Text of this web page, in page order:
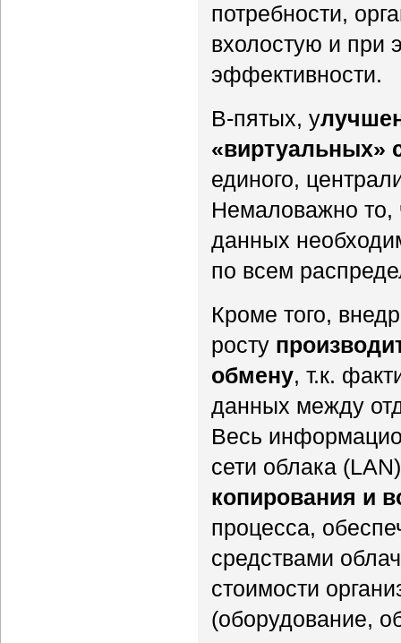
потребности,
вхолостую и при
эффективности.
В-пятых, у
«виртуальных»
единого,
Немаловажно то,
данных
по всем
Кроме того,
росту
обмену, т.к.
данных между
Весь
сети облака
копирования и
процесса,
средствами
стоимости
(оборудование,